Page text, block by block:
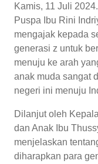
Kamis, 11 Juli
Puspa Ibu Rini
mengajak kepada
generasi z untuk
menuju ke arah
anak muda sangat
negeri ini menuju
Dilanjut oleh
dan Anak Ibu
menjelaskan
diharapkan para